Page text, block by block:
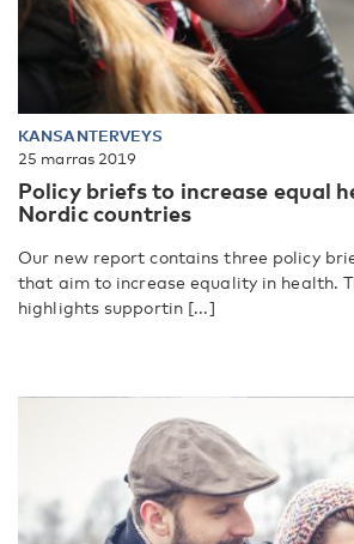
KANSANTERVEYS
25 marras 2019
Policy briefs to increase equal
Nordic countries
Our new report contains three policy
that aim to increase equality in health.
highlights supportin [...]